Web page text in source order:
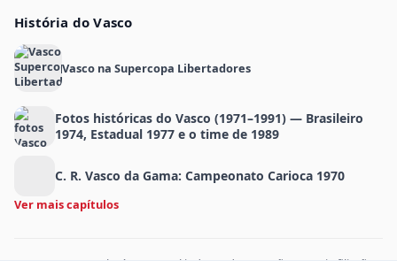
História do Vasco
Vasco na Supercopa Libertadores
Fotos históricas do Vasco (1971–1991) — Brasileiro
1974, Estadual 1977 e o time de 1989
C. R. Vasco da Gama: Campeonato Carioca 1970
Ver mais capítulos
MeuVasco.com.br é um portal independente e não possui afiliação